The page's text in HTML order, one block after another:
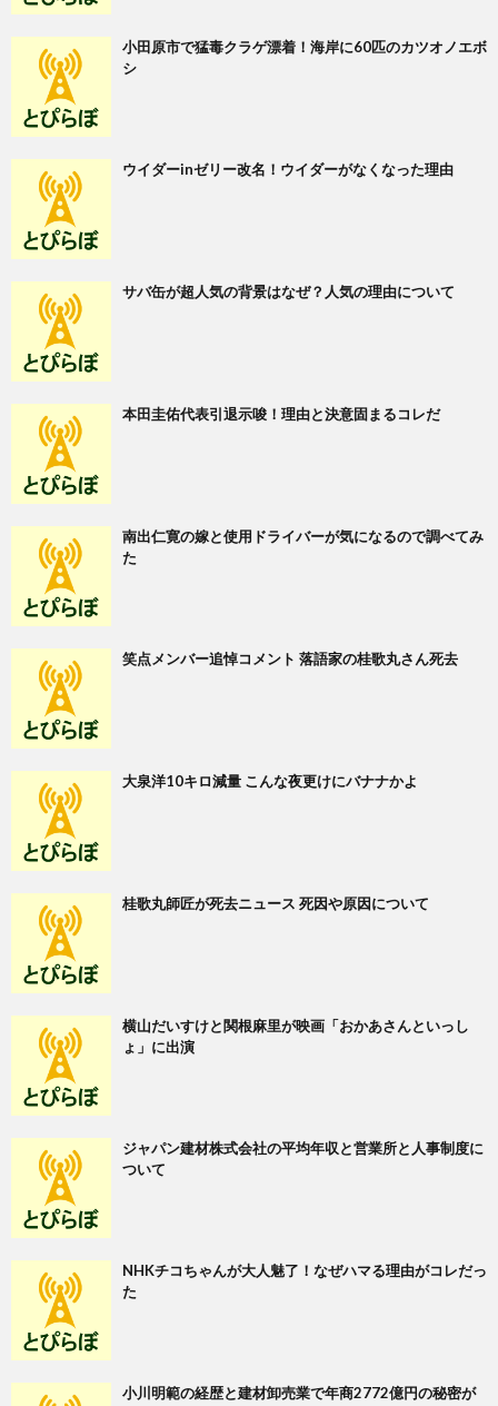
小田原市で猛毒クラゲ漂着！海岸に60匹のカツオノエボ
シ
ウイダーinゼリー改名！ウイダーがなくなった理由
サバ缶が超人気の背景はなぜ？人気の理由について
本田圭佑代表引退示唆！理由と決意固まるコレだ
南出仁寛の嫁と使用ドライバーが気になるので調べてみ
た
笑点メンバー追悼コメント 落語家の桂歌丸さん死去
大泉洋10キロ減量 こんな夜更けにバナナかよ
桂歌丸師匠が死去ニュース 死因や原因について
横山だいすけと関根麻里が映画「おかあさんといっし
ょ」に出演
ジャパン建材株式会社の平均年収と営業所と人事制度に
ついて
NHKチコちゃんが大人魅了！なぜハマる理由がコレだっ
た
小川明範の経歴と建材卸売業で年商2772億円の秘密が